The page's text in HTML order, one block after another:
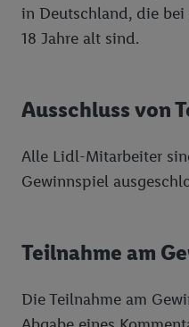
in Deutschland, die bei
18 Jahre alt sind.
Ausschluss von
Alle Lidl-Mitarbeiter
Gewinnspiel
Teilnahme am
Die Teilnahme am